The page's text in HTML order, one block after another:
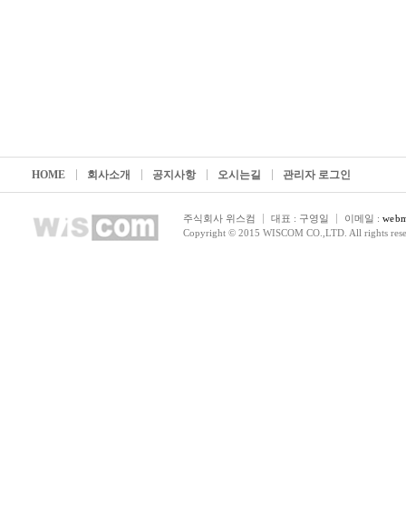
HOME 회사소개 공지사항 오시는길 관리자 로그인
주식회사 위스컴 대표 : 구영일 이메일 :
Copyright © 2015 WISCOM CO.,LTD. All rights